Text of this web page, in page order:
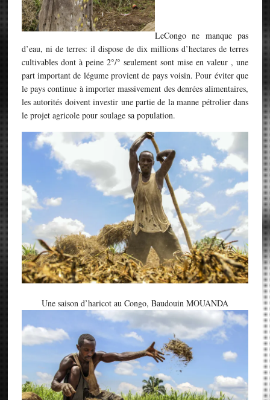
LeCongo ne manque pas
d’eau, ni de terres: il dispose de dix millions d’hectares de terres
cultivables dont à peine 2°/° seulement sont mise en valeur , une
part important de légume provient de pays voisin. Pour éviter que
le pays continue à importer massivement des denrées alimentaires,
les autorités doivent investir une partie de la manne pétrolier dans
le projet agricole pour soulage sa population.
Une saison d’haricot au Congo, Baudouin MOUANDA